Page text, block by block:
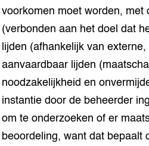
voorkomen moet worden, met
(verbonden aan het doel dat
lijden (afhankelijk van
aanvaardbaar lijden
noodzakelijkheid en
instantie door de beheerder
om te onderzoeken of er
beoordeling, want dat bepaalt